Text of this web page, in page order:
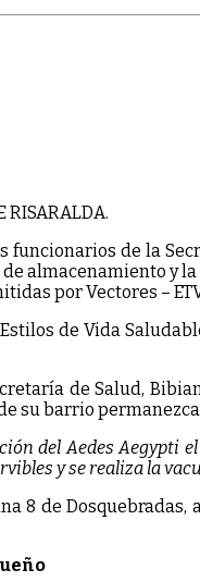
RISARALDA.
funcionarios de la
almacenamiento y
por Vectores –
de Vida
de Salud,
su barrio
del Aedes Aegypti
y se realiza la
8 de